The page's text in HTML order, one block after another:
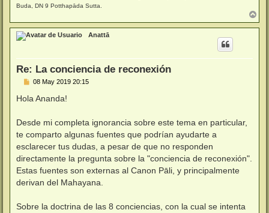
Buda, DN 9 Potthapāda Sutta.
r
r
Anattā
Re: La conciencia de reconexión
M
n
j
e
08 May 2019 20:15
Hola Ananda!
Desde mi completa ignorancia sobre este tema en particular,
te comparto algunas fuentes que podrían ayudarte a
esclarecer tus dudas, a pesar de que no responden
directamente la pregunta sobre la "conciencia de reconexión".
Estas fuentes son externas al Canon Pāli, y principalmente
derivan del Mahayana.
Sobre la doctrina de las 8 conciencias, con la cual se intenta